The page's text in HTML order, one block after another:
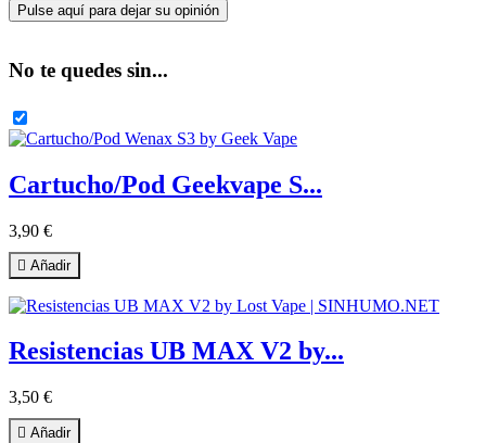
Pulse aquí para dejar su opinión
No te quedes sin...
Cartucho/Pod Geekvape S...
3,90 €
 Añadir
Resistencias UB MAX V2 by...
3,50 €
 Añadir